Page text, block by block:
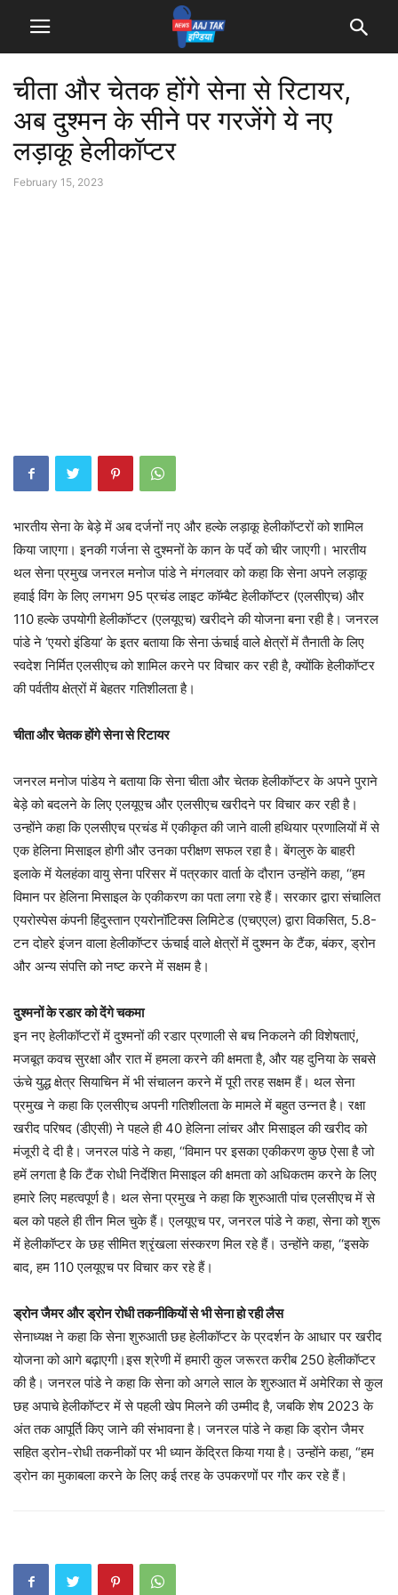
चीता और चेतक होंगे सेना से रिटायर,
अब दुश्मन के सीने पर गरजेंगे ये नए
लड़ाकू हेलीकॉप्टर
February 15, 2023
भारतीय सेना के बेड़े में अब दर्जनों नए और हल्के लड़ाकू हेलीकॉप्टरों को शामिल
किया जाएगा। इनकी गर्जना से दुश्मनों के कान के पर्दे को चीर जाएगी। भारतीय
थल सेना प्रमुख जनरल मनोज पांडे ने मंगलवार को कहा कि सेना अपने लड़ाकू
हवाई विंग के लिए लगभग 95 प्रचंड लाइट कॉम्बैट हेलीकॉप्टर (एलसीएच) और
110 हल्के उपयोगी हेलीकॉप्टर (एलयूएच) खरीदने की योजना बना रही है। जनरल
पांडे ने ‘एयरो इंडिया’ के इतर बताया कि सेना ऊंचाई वाले क्षेत्रों में तैनाती के लिए
स्वदेश निर्मित एलसीएच को शामिल करने पर विचार कर रही है, क्योंकि हेलीकॉप्टर
की पर्वतीय क्षेत्रों में बेहतर गतिशीलता है।
चीता और चेतक होंगे सेना से रिटायर
जनरल मनोज पांडेय ने बताया कि सेना चीता और चेतक हेलीकॉप्टर के अपने पुराने
बेड़े को बदलने के लिए एलयूएच और एलसीएच खरीदने पर विचार कर रही है।
उन्होंने कहा कि एलसीएच प्रचंड में एकीकृत की जाने वाली हथियार प्रणालियों में से
एक हेलिना मिसाइल होगी और उनका परीक्षण सफल रहा है। बेंगलुरु के बाहरी
इलाके में येलहंका वायु सेना परिसर में पत्रकार वार्ता के दौरान उन्होंने कहा, ‘‘हम
विमान पर हेलिना मिसाइल के एकीकरण का पता लगा रहे हैं। सरकार द्वारा संचालित
एयरोस्पेस कंपनी हिंदुस्तान एयरोनॉटिक्स लिमिटेड (एचएएल) द्वारा विकसित, 5.8-
टन दोहरे इंजन वाला हेलीकॉप्टर ऊंचाई वाले क्षेत्रों में दुश्मन के टैंक, बंकर, ड्रोन
और अन्य संपत्ति को नष्ट करने में सक्षम है।
दुश्मनों के रडार को देंगे चकमा
इन नए हेलीकॉप्टरों में दुश्मनों की रडार प्रणाली से बच निकलने की विशेषताएं,
मजबूत कवच सुरक्षा और रात में हमला करने की क्षमता है, और यह दुनिया के सबसे
ऊंचे युद्ध क्षेत्र सियाचिन में भी संचालन करने में पूरी तरह सक्षम हैं। थल सेना
प्रमुख ने कहा कि एलसीएच अपनी गतिशीलता के मामले में बहुत उन्नत है। रक्षा
खरीद परिषद (डीएसी) ने पहले ही 40 हेलिना लांचर और मिसाइल की खरीद को
मंजूरी दे दी है। जनरल पांडे ने कहा, ‘‘विमान पर इसका एकीकरण कुछ ऐसा है जो
हमें लगता है कि टैंक रोधी निर्देशित मिसाइल की क्षमता को अधिकतम करने के लिए
हमारे लिए महत्वपूर्ण है। थल सेना प्रमुख ने कहा कि शुरुआती पांच एलसीएच में से
बल को पहले ही तीन मिल चुके हैं। एलयूएच पर, जनरल पांडे ने कहा, सेना को शुरू
में हेलीकॉप्टर के छह सीमित श्रृंखला संस्करण मिल रहे हैं। उन्होंने कहा, ‘‘इसके
बाद, हम 110 एलयूएच पर विचार कर रहे हैं।
ड्रोन जैमर और ड्रोन रोधी तकनीकियों से भी सेना हो रही लैस
सेनाध्यक्ष ने कहा कि सेना शुरुआती छह हेलीकॉप्टर के प्रदर्शन के आधार पर खरीद
योजना को आगे बढ़ाएगी।इस श्रेणी में हमारी कुल जरूरत करीब 250 हेलीकॉप्टर
की है। जनरल पांडे ने कहा कि सेना को अगले साल के शुरुआत में अमेरिका से कुल
छह अपाचे हेलीकॉप्टर में से पहली खेप मिलने की उम्मीद है, जबकि शेष 2023 के
अंत तक आपूर्ति किए जाने की संभावना है। जनरल पांडे ने कहा कि ड्रोन जैमर
सहित ड्रोन-रोधी तकनीकों पर भी ध्यान केंद्रित किया गया है। उन्होंने कहा, “हम
ड्रोन का मुकाबला करने के लिए कई तरह के उपकरणों पर गौर कर रहे हैं।